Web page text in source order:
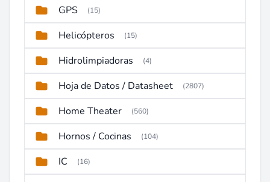
GPS (15)
Helicópteros (15)
Hidrolimpiadoras (4)
Hoja de Datos / Datasheet (2807)
Home Theater (560)
Hornos / Cocinas (104)
IC (16)